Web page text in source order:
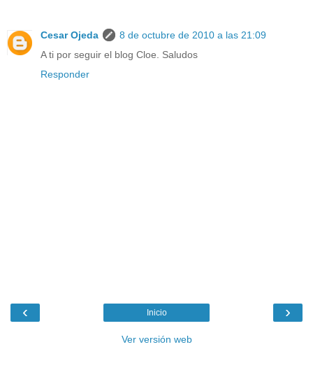
Cesar Ojeda
8 de octubre de 2010 a las 21:09
A ti por seguir el blog Cloe. Saludos
Responder
‹ ›
Inicio
Ver versión web